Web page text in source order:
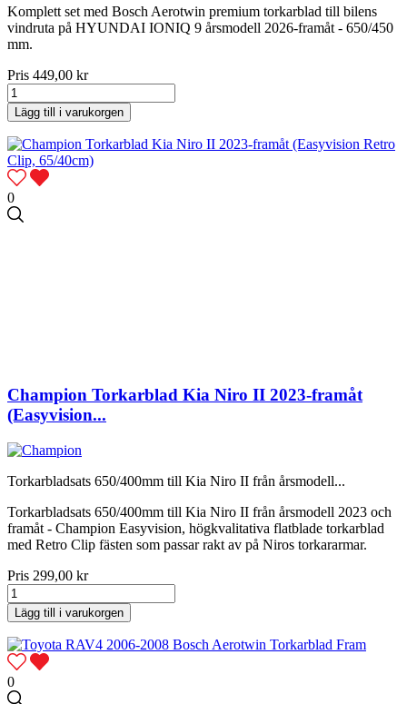
Komplett set med Bosch Aerotwin premium torkarblad till bilens
vindruta på HYUNDAI IONIQ 9 årsmodell 2026-framåt - 650/450
mm.
Pris 449,00 kr
Lägg till i varukorgen
0
Champion Torkarblad Kia Niro II 2023-framåt
(Easyvision...
Torkarbladsats 650/400mm till Kia Niro II från årsmodell...
Torkarbladsats 650/400mm till Kia Niro II från årsmodell 2023 och
framåt - Champion Easyvision, högkvalitativa flatblade torkarblad
med Retro Clip fästen som passar rakt av på Niros torkararmar.
Pris 299,00 kr
Lägg till i varukorgen
0